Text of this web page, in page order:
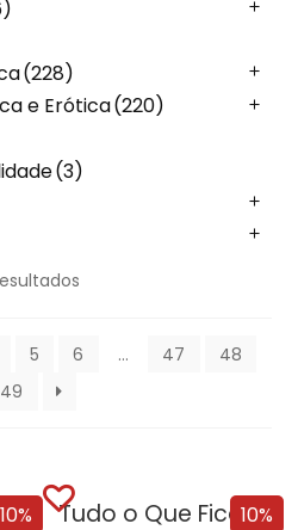
(228)
e Erótica(220)
(3)
5 6 … 47
48
49
10%
Quando Nietzsche Chorou [Nova edição] 10%
Tudo o Que Ficou Para Trás [Nova...